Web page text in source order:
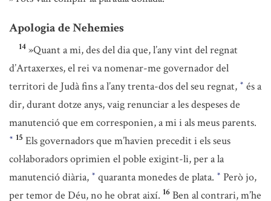
Apologia de Nehemies
14 »Quant a mi, des del dia que, l’any vint del regnat
d’Artaxerxes, el rei va nomenar-me governador del
territori de Judà fins a l’any trenta-dos del seu regnat, * és a
dir, durant dotze anys, vaig renunciar a les despeses de
manutenció que em corresponien, a mi i als meus parents.
* 15 Els governadors que m’havien precedit i els seus
col·laboradors oprimien el poble exigint-li, per a la
manutenció diària, * quaranta monedes de plata. * Però jo,
per temor de Déu, no he obrat així. 16 Ben al contrari, m’he